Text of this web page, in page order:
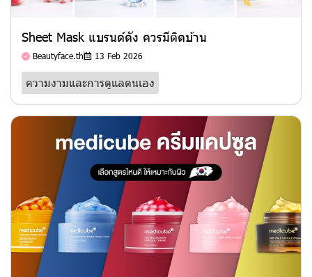
Sheet Mask แบรนด์ดัง ควรมีติดบ้าน
Beautyface.th 13 Feb 2026
ความงามและการดูแลตนเอง